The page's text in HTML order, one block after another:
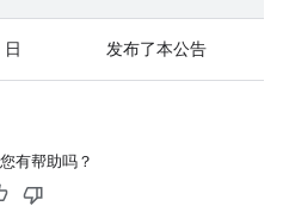
发布了本公告
有帮助吗？